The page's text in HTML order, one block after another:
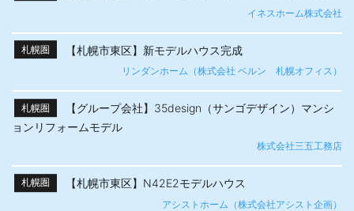
イネスホーム株式会社
札幌圏 【札幌市東区】新モデルハウス完成
リンダンホーム（株式会社 ベルン 札幌オフィス）
札幌圏
【グループ会社】35design（サンゴデザイン）マンシ
ョンリフォームモデル
株式会社三五工務店
札幌圏 【札幌市東区】N42E2モデルハウス
アシストホーム（株式会社アシスト企画）